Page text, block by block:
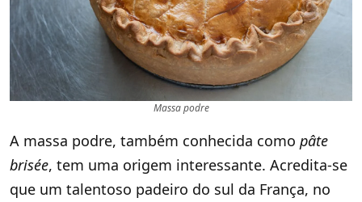
Massa podre
A massa podre, também conhecida como pâte
brisée, tem uma origem interessante. Acredita-se
que um talentoso padeiro do sul da França, no